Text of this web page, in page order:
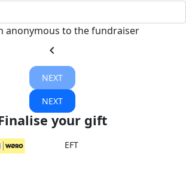
anonymous to the fundraiser
chevron_left
NEXT
NEXT
your gift
EFT